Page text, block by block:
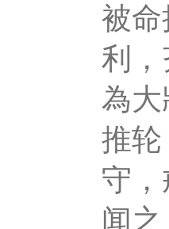
被
利
為
推
守
闻